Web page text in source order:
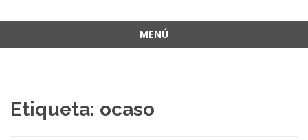
MENÚ
Etiqueta: ocaso